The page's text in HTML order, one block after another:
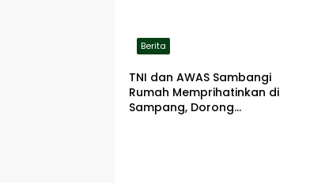
Berita
TNI dan AWAS Sambangi
Rumah Memprihatinkan di
Sampang, Dorong